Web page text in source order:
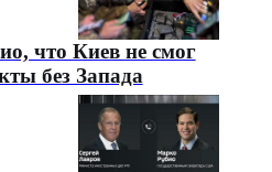
что Киев не смог
без Запада